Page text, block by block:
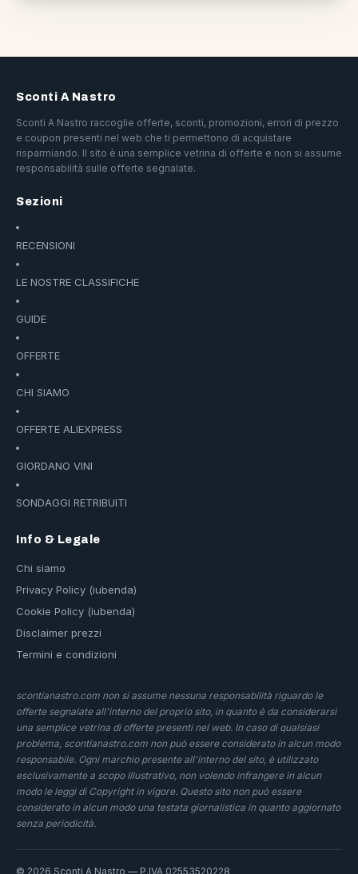
Sconti A Nastro
Sconti A Nastro raccoglie offerte, sconti, promozioni, errori di prezzo
e coupon presenti nel web che ti permettono di acquistare
risparmiando. Il sito è una semplice vetrina di offerte e non si assume
responsabilità sulle offerte segnalate.
Sezioni
RECENSIONI
LE NOSTRE CLASSIFICHE
GUIDE
OFFERTE
CHI SIAMO
OFFERTE ALIEXPRESS
GIORDANO VINI
SONDAGGI RETRIBUITI
Info & Legale
Chi siamo
Privacy Policy (iubenda)
Cookie Policy (iubenda)
Disclaimer prezzi
Termini e condizioni
scontianastro.com non si assume nessuna responsabilità riguardo le
offerte segnalate all'interno del proprio sito, in quanto è da considerarsi
una semplice vetrina di offerte presenti nel web. In caso di qualsiasi
problema, scontianastro.com non può essere considerato in alcun modo
responsabile. Ogni marchio presente all'interno del sito, è utilizzato
esclusivamente a scopo illustrativo, non volendo infrangere in alcun
modo le leggi di Copyright in vigore. Questo sito non può essere
considerato in alcun modo una testata giornalistica in quanto aggiornato
senza periodicità.
© 2026 Sconti A Nastro — P.IVA 02553520228